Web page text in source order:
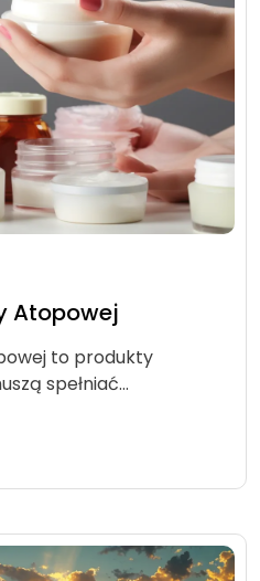
Atopowej
to produkty
spełniać…